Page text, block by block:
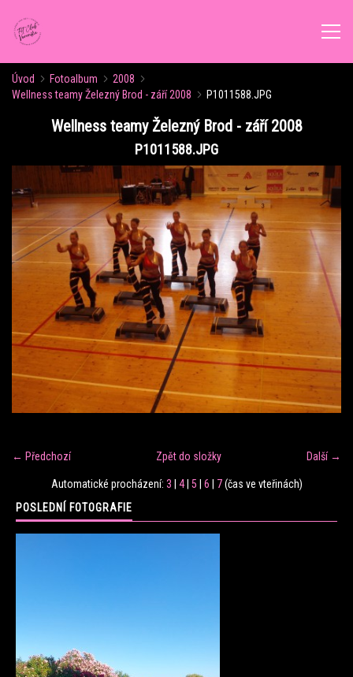
ÚVOD
ROZVRH CVIČENÍ
KALENDÁŘ AKCÍ
FORMY CVIČENÍ
VÝŽIVOVÉ PORADENSTVÍ
FITNESS TRÉNINK
FIT CLUB VERONIKA
CENÍK
Úvod Fotoalbum
2008
Wellness teamy Železný Brod - září 2008
P1011588.JPG
Wellness teamy Železný Brod - září 2008
P1011588.JPG
← Předchozí Další →
Zpět do složky
Automatické procházení: 3 | 4| 5 | 6 | 7(čas ve vteřinách)
POSLEDNÍ FOTOGRAFIE